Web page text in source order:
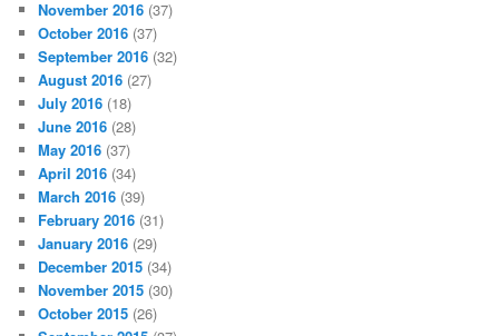
November 2016 (37)
October 2016 (37)
September 2016 (32)
August 2016 (27)
July 2016 (18)
June 2016 (28)
May 2016 (37)
April 2016 (34)
March 2016 (39)
February 2016 (31)
January 2016 (29)
December 2015 (34)
November 2015 (30)
October 2015 (26)